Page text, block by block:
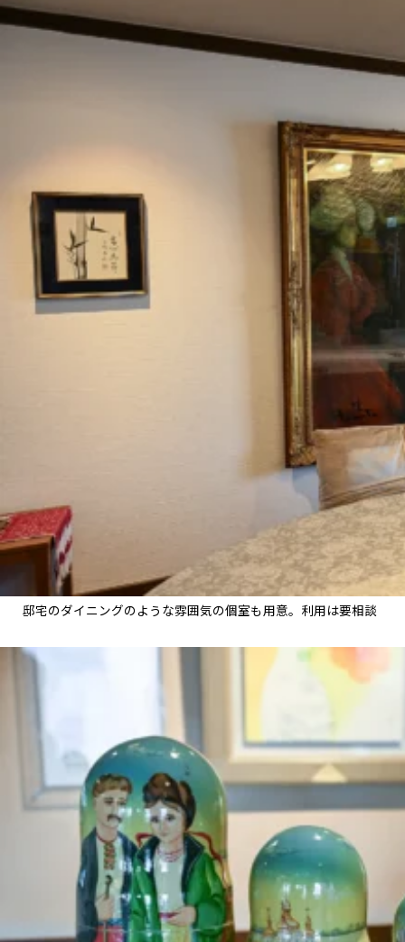
邸宅のダイニングのような雰囲気の個室も用意。利用は要相談